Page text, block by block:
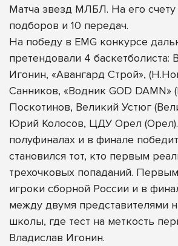
Матча звезд МЛБЛ. На его счету
подборов и 10 передач.
На победу в EMG конкурсе
претендовали 4 баскетболиста:
Игонин, «Авангард Строй»,
Санников, «Водник GOD DAMN»
Поскотинов, Великий Устюг
Юрий Колосов, ЦДУ Орел
полуфиналах и в финале
становился тот, кто первым
трехочковых попаданий.
игроки сборной России и в
между двумя представителями
школы, где тест на меткость
Владислав Игонин.